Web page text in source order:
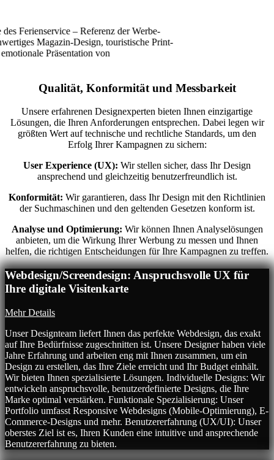
Qualität, Konformität und Messbarkeit
Unsere erfahrenen Designexperten bieten Ihnen einzigartige
Lösungen, die Ihren Anforderungen entsprechen. Dabei legen wir
größten Wert auf technische und rechtliche Standards, um den
Erfolg Ihrer Kampagnen zu sichern:
User Experience (UX): Wir stellen sicher, dass Ihr Design
ansprechend und gleichzeitig benutzerfreundlich ist.
Konformität: Wir garantieren, dass Ihr Design mit den Richtlinien
der Suchmaschinen und den geltenden Gesetzen konform ist.
Analyse und Optimierung: Wir können Ihnen Analyselösungen
anbieten, um die Wirkung Ihrer Werbung zu messen und Ihnen
helfen, die richtigen Entscheidungen für Ihre Kampagnen zu treffen.
Webdesign/Screendesign: Anspruchsvolle UX für
Ihre digitale Visitenkarte
Mehr Details
Unser Designteam liefert Ihnen das perfekte Webdesign, das exakt
auf Ihre Bedürfnisse zugeschnitten ist. Unsere Designer haben viele
Jahre Erfahrung und arbeiten eng mit Ihnen zusammen, um ein
Design zu erstellen, das Ihre Ziele erreicht und Ihr Budget einhält.
Wir bieten Ihnen spezialisierte Lösungen. Individuelle Designs: Wir
entwickeln anspruchsvolle, benutzerdefinierte Designs, die Ihre
Marke optimal verstärken. Funktionale Spezialisierung: Unser
Portfolio umfasst Responsive Webdesigns (Mobile-Optimierung), E-
Commerce-Designs und mehr. Benutzererfahrung (UX/UI): Unser
oberstes Ziel ist es, Ihren Kunden eine intuitive und ansprechende
Benutzererfahrung zu bieten.